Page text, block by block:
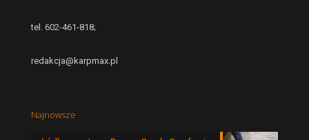
tel. 602-461-818;
redakcja@karpmax.pl
Najnowsze